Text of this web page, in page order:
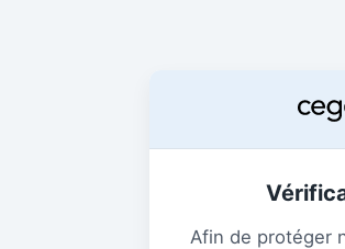
Afin de protéger